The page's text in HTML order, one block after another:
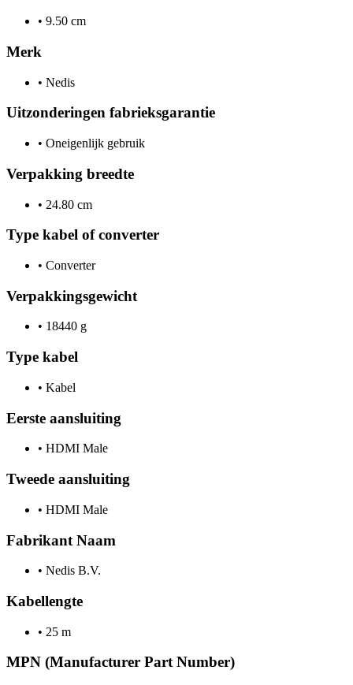
• 9.50 cm
Merk
• Nedis
Uitzonderingen fabrieksgarantie
• Oneigenlijk gebruik
Verpakking breedte
• 24.80 cm
Type kabel of converter
• Converter
Verpakkingsgewicht
• 18440 g
Type kabel
• Kabel
Eerste aansluiting
• HDMI Male
Tweede aansluiting
• HDMI Male
Fabrikant Naam
• Nedis B.V.
Kabellengte
• 25 m
MPN (Manufacturer Part Number)